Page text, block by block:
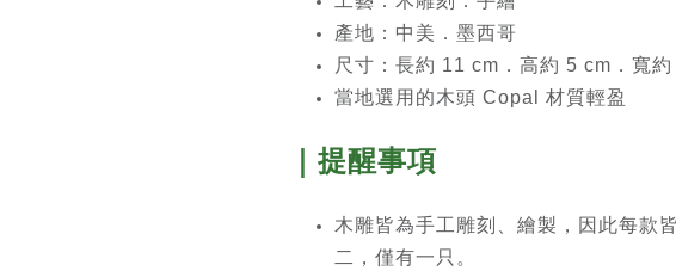
產地：中美．墨西哥
尺寸：長約 11 cm．高約 5 cm．寬約
當地選用的木頭 Copal 材質輕盈
｜提醒事項
木雕皆為手工雕刻、繪製，因此每款
二，僅有一只。